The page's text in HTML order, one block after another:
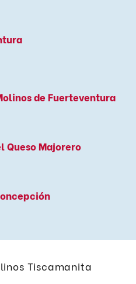
de Fuerteventura
Queso Majorero